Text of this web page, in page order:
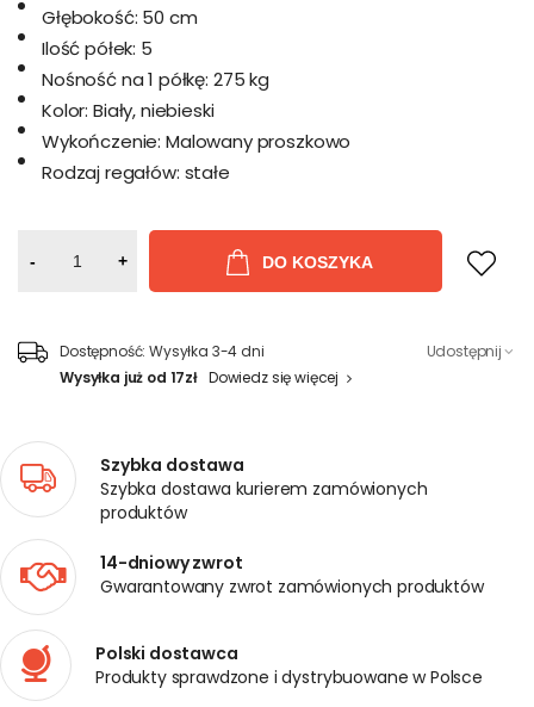
Głębokość: 50 cm
Ilość półek: 5
Nośność na 1 półkę: 275 kg
Kolor: Biały, niebieski
Wykończenie: Malowany proszkowo
Rodzaj regałów: stałe
- + DO KOSZYKA
Dostępność: Wysyłka 3-4 dni
Wysyłka już od 17zł Dowiedz się więcej
Udostępnij
Szybka dostawa
Szybka dostawa kurierem zamówionych
produktów
14-dniowy zwrot
Gwarantowany zwrot zamówionych produktów
Polski dostawca
Produkty sprawdzone i dystrybuowane w Polsce